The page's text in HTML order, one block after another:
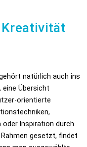
natürlich auch ins
eine Übersicht
orientierte
Inspiration durch
gesetzt, findet